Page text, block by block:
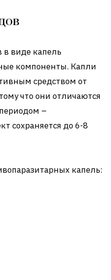
в виде капель
компоненты. Капли
средством от
что они отличаются
–
сохраняется до 6-8
капель: